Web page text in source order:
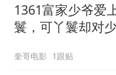
1361富家少爷爱
鬟，可丫鬟却对
奎哥电影 1跟贴